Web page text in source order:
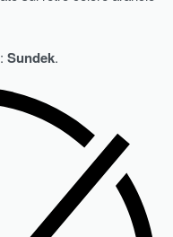
Sundek.